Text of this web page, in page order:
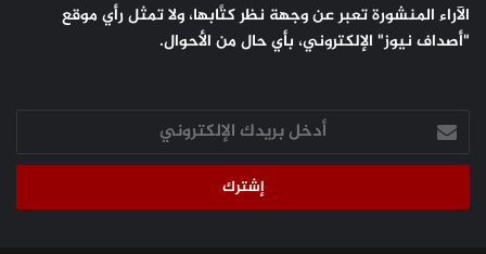
الآراء المنشورة تعبر عن وجهة نظر كتَّابها، ولا تمثل رأي موقع
"أصداف نيوز" الإلكتروني، بأي حال من الأحوال.
أدخل
بريدك
الإلكتروني